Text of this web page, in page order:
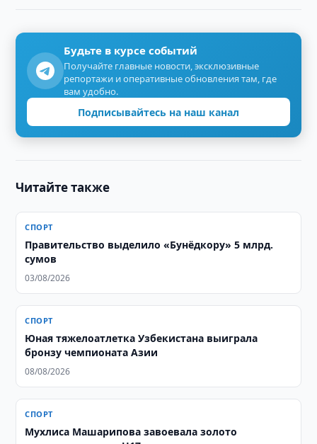
Будьте в курсе событий
Получайте главные новости, эксклюзивные
репортажи и оперативные обновления там, где
вам удобно.
Подписывайтесь на наш канал
Читайте также
СПОРТ
Правительство выделило «Бунёдкору» 5 млрд.
сумов
03/08/2026
СПОРТ
Юная тяжелоатлетка Узбекистана выиграла
бронзу чемпионата Азии
08/08/2026
СПОРТ
Мухлиса Машарипова завоевала золото